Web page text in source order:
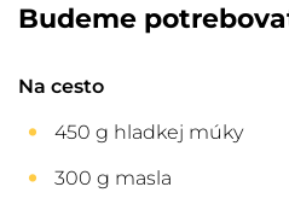
Budeme
Na cesto
450 g hladkej múky
300 g masla